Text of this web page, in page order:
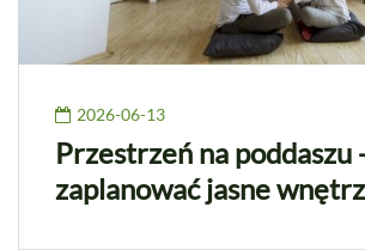
2026-06-13
Przestrzeń na poddaszu
zaplanować jasne